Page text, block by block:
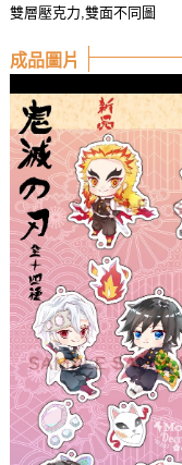
雙層壓克力,雙面不同圖
成品圖片